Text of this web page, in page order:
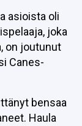
asioista oli
joka
on joutunut
Canes-
bensaa
Haula